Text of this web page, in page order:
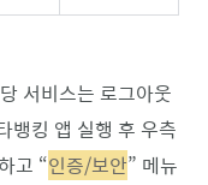
서비스는 로그아웃
뱅킹 앱 실행 후 우측
고 “인증/보안” 메뉴